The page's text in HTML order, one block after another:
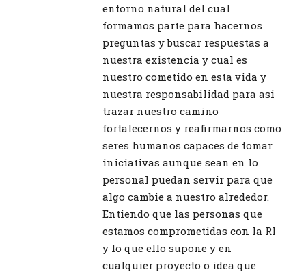
entorno natural del cual
formamos parte para hacernos
preguntas y buscar respuestas a
nuestra existencia y cual es
nuestro cometido en esta vida y
nuestra responsabilidad para asi
trazar nuestro camino
fortalecernos y reafirmarnos como
seres humanos capaces de tomar
iniciativas aunque sean en lo
personal puedan servir para que
algo cambie a nuestro alrededor.
Entiendo que las personas que
estamos comprometidas con la RI
y lo que ello supone y en
cualquier proyecto o idea que